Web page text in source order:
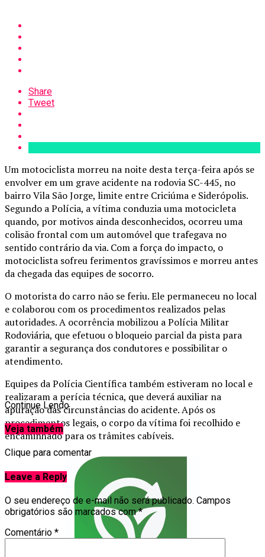
Share
Tweet
Um motociclista morreu na noite desta terça-feira após se
envolver em um grave acidente na rodovia SC-445, no
bairro Vila São Jorge, limite entre Criciúma e Siderópolis.
Segundo a Polícia, a vítima conduzia uma motocicleta
quando, por motivos ainda desconhecidos, ocorreu uma
colisão frontal com um automóvel que trafegava no
sentido contrário da via. Com a força do impacto, o
motociclista sofreu ferimentos gravíssimos e morreu antes
da chegada das equipes de socorro.
O motorista do carro não se feriu. Ele permaneceu no local
e colaborou com os procedimentos realizados pelas
autoridades. A ocorrência mobilizou a Polícia Militar
Rodoviária, que efetuou o bloqueio parcial da pista para
garantir a segurança dos condutores e possibilitar o
atendimento.
Equipes da Polícia Científica também estiveram no local e
realizaram a perícia técnica, que deverá auxiliar na
apuração das circunstâncias do acidente. Após os
procedimentos legais, o corpo da vítima foi recolhido e
encaminhado para os trâmites cabíveis.
Continue Lendo
Veja também
Clique para comentar
Leave a Reply
O seu endereço de e-mail não será publicado. Campos
obrigatórios são marcados com*
Comentário *